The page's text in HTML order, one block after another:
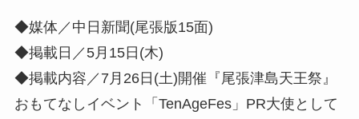
◆媒体／中日新聞(尾張版15面)
◆掲載日／5月15日(木)
◆掲載内容／7月26日(土)開催『尾張津島天王祭』
おもてなしイベント「TenAgeFes」PR大使として